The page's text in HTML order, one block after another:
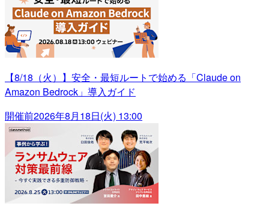
【8/18（火）】安全・最短ルートで始める「Claude on
Amazon Bedrock」導入ガイド
開催前2026年8月18日(火) 13:00